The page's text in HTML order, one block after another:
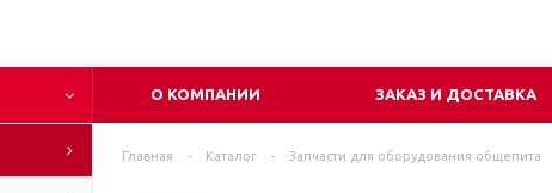
О КОМПАНИИ ЗАКАЗ И ДОСТАВКА
Главная - Каталог - Запчасти для оборудования общепита